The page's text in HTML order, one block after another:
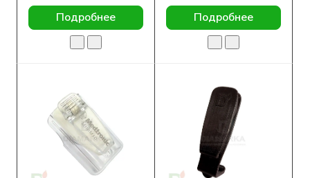
Подробнее Подробнее